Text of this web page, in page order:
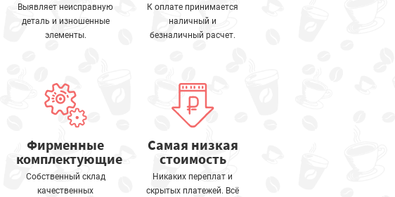
Выявляет неисправную
деталь и изношенные
элементы.
К оплате принимается
наличный и
безналичный расчет.
Фирменные
комплектующие
Собственный склад
качественных
Самая низкая
стоимость
Никаких переплат и
скрытых платежей. Всё